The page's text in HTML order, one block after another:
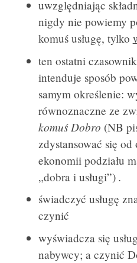
uwzględniając
nigdy nie powiemy
komuś usługę, tylko
ten ostatni
intenduje sposób
samym określenie:
równoznaczne ze
komuś Dobro (NB
zdystansować się
ekonomii podziału
„dobra i usługi”) .
świadczyć usługę
czynić
wyświadcza się
nabywcy; a czynić